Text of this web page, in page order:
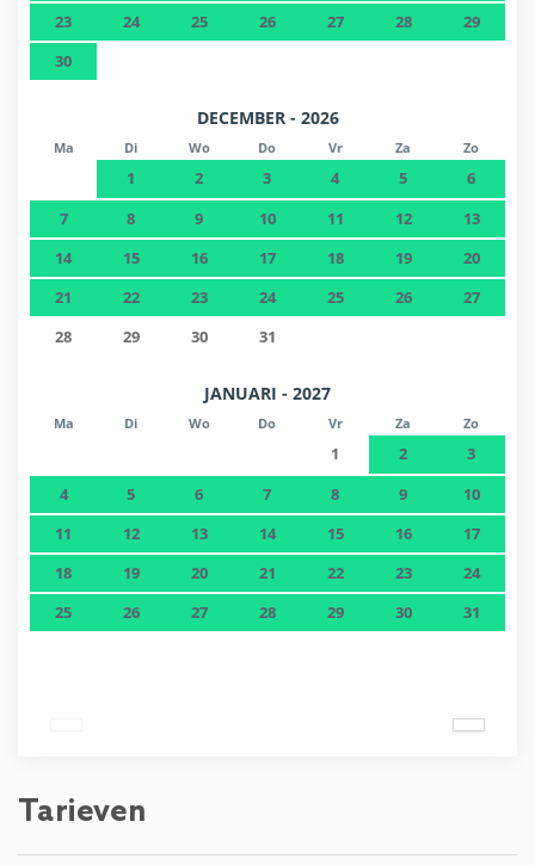
23 24 25 26 27 28
29
30
DECEMBER - 2026
Ma Di Wo Do Vr Za Zo
1 2 3 4 5
6
7
8 9 10 11 12
13
14
15 16 17 18 19
20
21
22 23 24 25 26
27
28
29 30 31
JANUARI - 2027
Ma Di Wo Do Vr Za Zo
1 2
3
4
5 6 7 8 9
10
11
12 13 14 15 16
17
18
19 20 21 22 23
24
25
26 27 28 29 30 31
Tarieven